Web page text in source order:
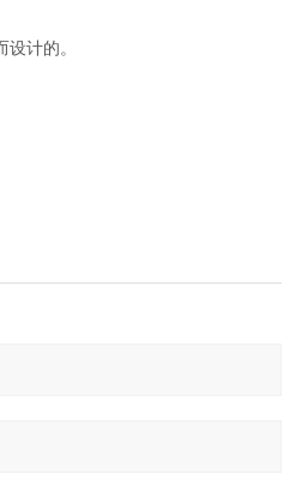
计的。